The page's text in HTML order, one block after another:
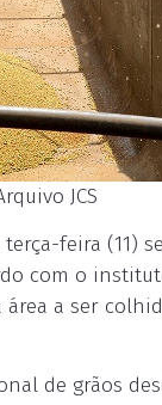
JCS
feira (11)
com o
área a ser
de grãos